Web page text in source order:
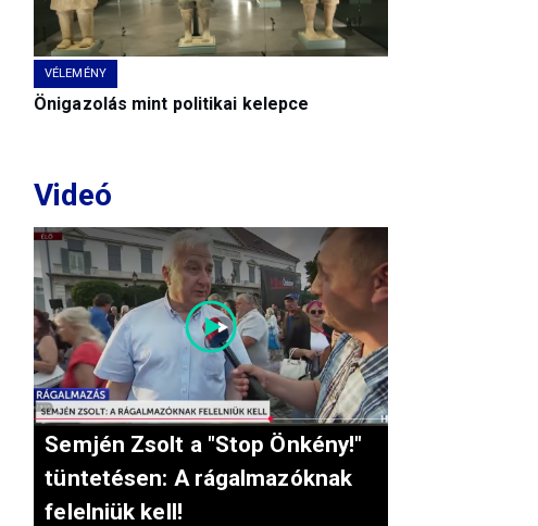
VÉLEMÉNY
Önigazolás mint politikai kelepce
Videó
Semjén Zsolt a "Stop Önkény!"
tüntetésen: A rágalmazóknak
felelniük kell!